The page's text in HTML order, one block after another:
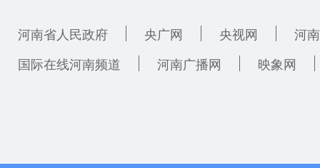
河南省人民政府 央广网 央视网
河
国际在线河南频道
河南广播网 映象网